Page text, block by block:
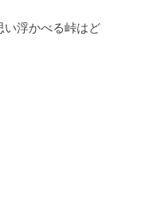
い浮かべる峠はど